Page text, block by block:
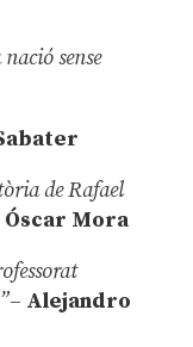
sense
de Rafael
Óscar Mora
– Alejandro